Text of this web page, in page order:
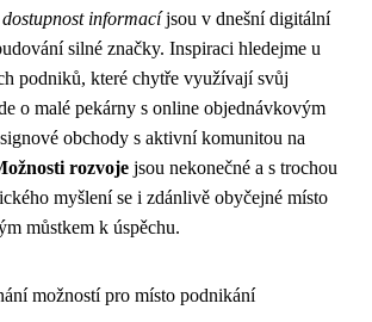
informacíjsou v dnešní digitální
silné značky. Inspiraci hledejme u
podniků, které chytře využívají svůj
o malé pekárny s online objednávkovým
obchody s aktivní komunitou na
rozvoje jsou nekonečné a s trochou
myšlení se i zdánlivě obyčejné místo
můstkem k úspěchu.
možností pro místo podnikání